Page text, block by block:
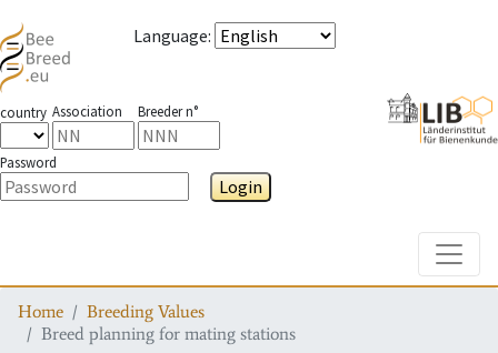
Language:
country Association Breeder n°
Password
Login
Home
Breeding Values
Breed planning for mating stations